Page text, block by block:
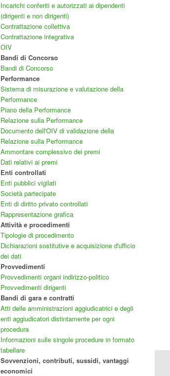
Incarichi conferiti e autorizzati ai dipendenti
(dirigenti e non dirigenti)
Contrattazione collettiva
Contrattazione integrativa
OIV
Bandi di Concorso
Bandi di Concorso
Performance
Sistema di misurazione e valutazione della
Performance
Piano della Performance
Relazione sulla Performance
Documento dell'OIV di validazione della
Relazione sulla Performance
Ammontare complessivo dei premi
Dati relativi ai premi
Enti controllati
Enti pubblici vigilati
Società partecipate
Enti di diritto privato controllati
Rappresentazione grafica
Attività e procedimenti
Tipologie di procedimento
Dichiarazioni sostitutive e acquisizione d'ufficio
dei dati
Provvedimenti
Provvedimenti organi indirizzo-politico
Provvedimenti dirigenti
Bandi di gara e contratti
Atti delle amministrazioni aggiudicatrici e degli
enti aggiudicatori distintamente per ogni
procedura
Informazioni sulle singole procedure in formato
tabellare
Sovvenzioni, contributi, sussidi, vantaggi
economici